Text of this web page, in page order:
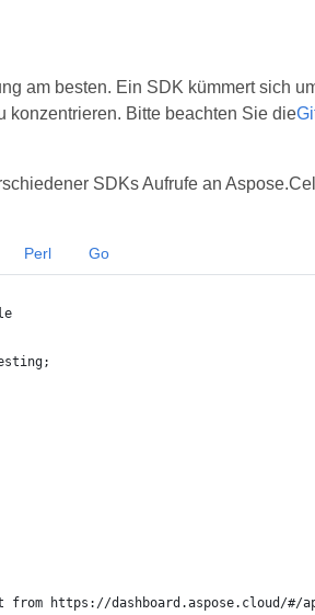
am besten. Ein SDK kümmert sich
konzentrieren. Bitte beachten Sie die
SDKs Aufrufe an
https://dashboard.aspose.cloud/#/
Perl Go